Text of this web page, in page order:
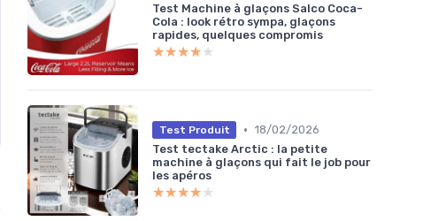
Test Machine à glaçons Salco Coca-
Cola : look rétro sympa, glaçons
rapides, quelques compromis
★★★★★
★★★★★
Test Produit • 18/02/2026
Test tectake Arctic : la petite
machine à glaçons qui fait le job pour
les apéros
★★★★★
★★★★★